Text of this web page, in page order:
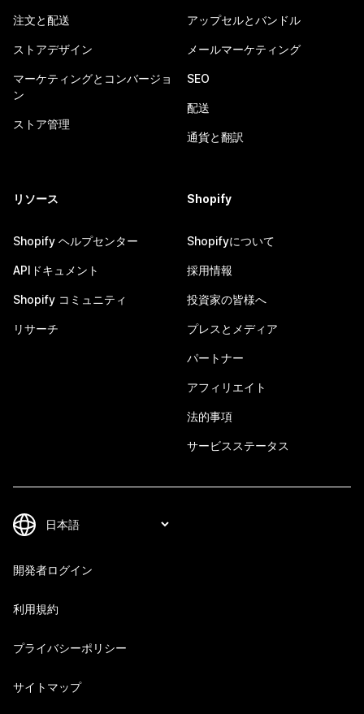
注文と配送
ストアデザイン
マーケティングとコンバージョ
ン
ストア管理
アップセルとバンドル
メールマーケティング
SEO
配送
通貨と翻訳
リソース
Shopify ヘルプセンター
APIドキュメント
Shopify コミュニティ
リサーチ
Shopify
Shopifyについて
採用情報
投資家の皆様へ
プレスとメディア
パートナー
アフィリエイト
法的事項
サービスステータス
開発者ログイン
利用規約
プライバシーポリシー
サイトマップ